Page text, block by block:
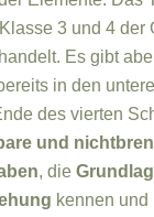
3 und 4 der
Es gibt
in den
des vierten
und
, die
kennen und